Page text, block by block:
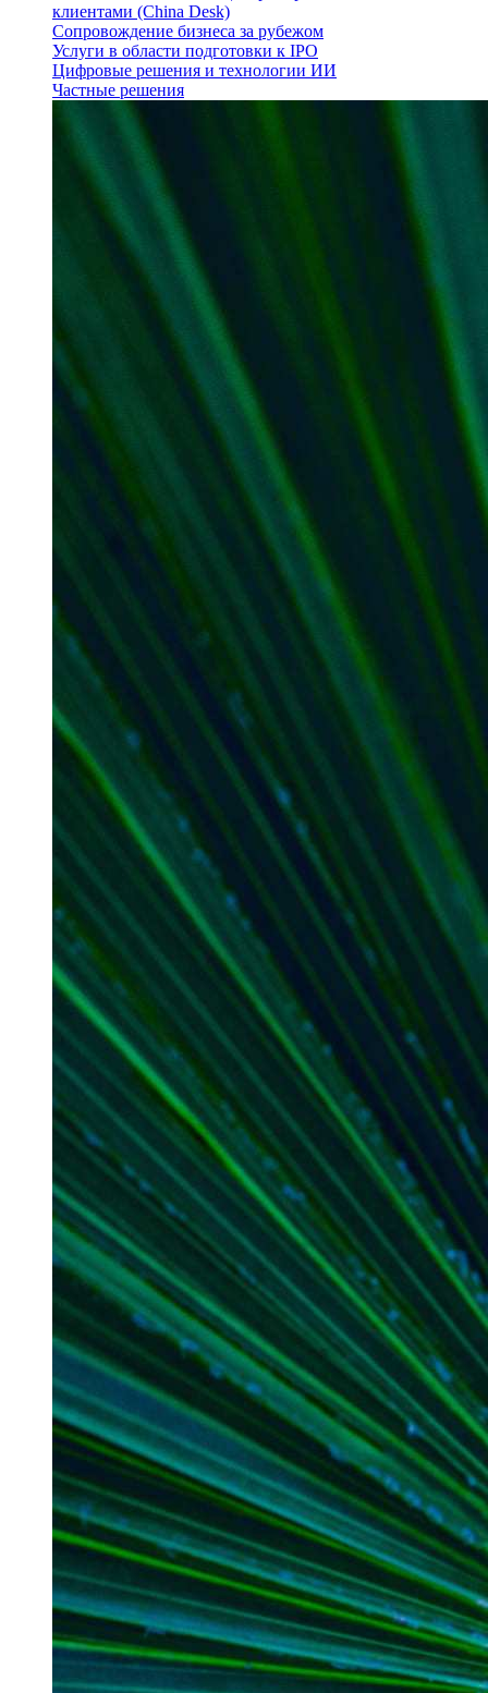
клиентами (China Desk)
Сопровождение бизнеса за рубежом
Услуги в области подготовки к IPO
Цифровые решения и технологии ИИ
Частные решения